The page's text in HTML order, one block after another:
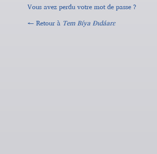
Vous avez perdu votre mot de passe ?
← Retour à Tem Bíya Ɖɩdáarɛ